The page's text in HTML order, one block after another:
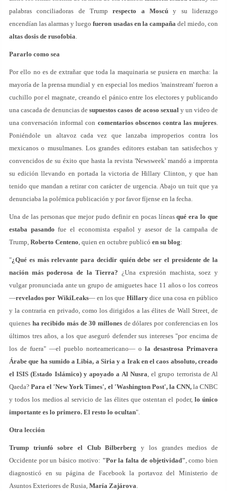
palabras conciliadoras de Trumprespecto a Moscú y su liderazgo
encendían las alarmas y luegofueron usadas en la campañadel miedo, con
altas dosis de rusofobia.
Pararlo como sea
Por ello no es de extrañar que toda la maquinaria se pusiera en marcha: la
mayoría de la prensa mundial y en especial los medios 'mainstream' fueron a
cuchillo por el magnate, creando el pánico entre los electores y publicando
una cascada de denuncias desupuestos casos de acoso sexualy un video de
una conversación informal con comentarios obscenos contra las mujeres.
Poniéndole un altavoz cada vez que lanzaba improperios contra los
mexicanos o musulmanes. Los grandes editores estaban tan satisfechos y
convencidos de su éxito que hasta la revista 'Newsweek' mandó a imprenta
su edición llevando en portada la victoria de Hillary Clinton, y que han
tenido que mandan a retirar con carácter de urgencia. Abajo un tuit que ya
denunciaba la polémica publicación y por favor fíjense en la fecha.
Una de las personas que mejor pudo definir en pocas líneasqué era lo que
estaba pasando fue el economista español y asesor de la campaña de
Trump, Roberto Centeno, quien en octubre publicó en su blog:
"¿Qué es más relevante para decidir quién debe ser el presidente de la
nación más poderosa de la Tierra? ¿Una expresión machista, soez y
vulgar pronunciada ante un grupo de amiguetes hace 11 años o los correos
—revelados por WikiLeaks— en los que Hillarydice una cosa en público
y la contraria en privado, como los dirigidos a las élites de Wall Street, de
quienes harecibido más de 30 millones de dólares por conferencias en los
últimos tres años, a los que aseguró defender sus intereses "por encima de
los de fuera" —el pueblo norteamericano— o la desastrosa Primavera
Árabe que ha sumido a Libia, a Siria y a Irak en el caos absoluto, creado
el ISIS (Estado Islámico) y apoyado a Al Nusra, el grupo terrorista de Al
Qaeda?Para el 'New York Times', el 'Washington Post', la CNN,la CNBC
y todos los medios al servicio de las élites que ostentan el poder, lo único
importante es lo primero. El resto lo ocultan".
Otra lección
Trump triunfó sobre el Club Bilberberg
y los grandes medios de
Occidente por un básico motivo: "Por la falta de objetividad", como bien
diagnosticó en su página de Facebook la portavoz del Ministerio de
Asuntos Exteriores de Rusia, María Zajárova.